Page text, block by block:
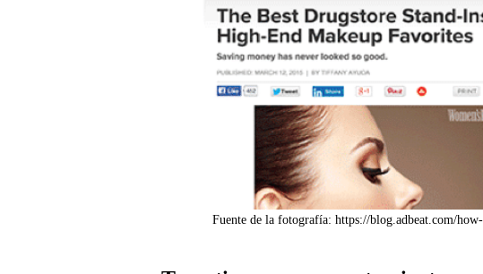
Fuente de la fotografía: https://blog.adbeat.com/